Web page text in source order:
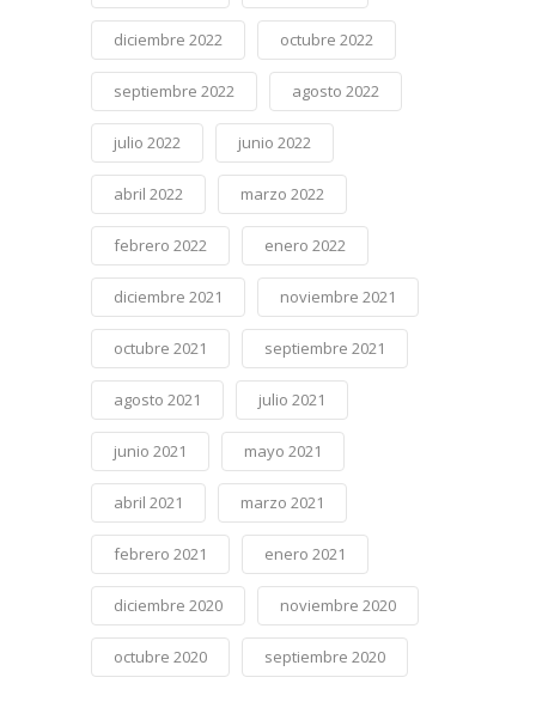
diciembre 2022 octubre 2022
septiembre 2022 agosto 2022
julio 2022 junio 2022
abril 2022 marzo 2022
febrero 2022 enero 2022
diciembre 2021 noviembre 2021
octubre 2021 septiembre 2021
agosto 2021 julio 2021
junio 2021 mayo 2021
abril 2021 marzo 2021
febrero 2021 enero 2021
diciembre 2020 noviembre 2020
octubre 2020 septiembre 2020